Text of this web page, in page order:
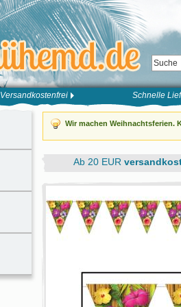
Versandkostenfrei Schnelle
Wir machen Weihnachtsferien.
Ab 20 EUR